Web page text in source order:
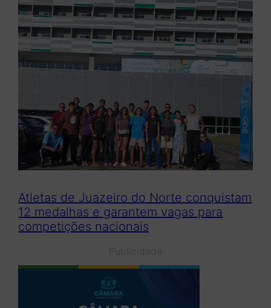
Atletas de Juazeiro do Norte conquistam
12 medalhas e garantem vagas para
competições nacionais
Publicidade